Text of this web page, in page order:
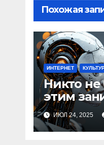
Похожая
ИНТЕРНЕТ
Никто не
этим
ИЮЛ 24, 2025